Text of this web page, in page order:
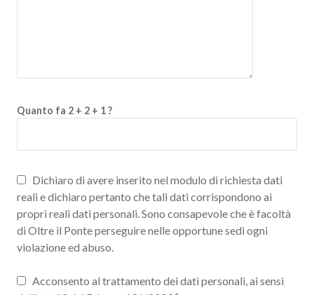
Quanto fa 2 + 2 + 1 ?
Dichiaro di avere inserito nel modulo di richiesta dati
reali e dichiaro pertanto che tali dati corrispondono ai
propri reali dati personali. Sono consapevole che è facoltà
di Oltre il Ponte perseguire nelle opportune sedi ogni
violazione ed abuso.
Acconsento al trattamento dei dati personali, ai sensi